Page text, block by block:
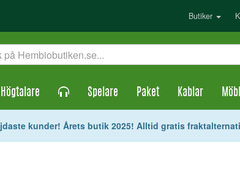
Butiker
Högtalare Spelare Paket Kablar
kunder! Årets butik 2025! Alltid gratis